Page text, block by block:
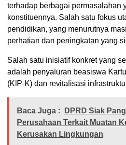
terhadap berbagai permasalahan
konstituennya. Salah satu fokus
pendidikan, yang menurutnya
perhatian dan peningkatan yang
Salah satu inisiatif konkret yang
adalah penyaluran beasiswa
(KIP-K) dan revitalisasi
Baca Juga :
DPRD Siak
Perusahaan Terkait Muatan
Kerusakan Lingkungan